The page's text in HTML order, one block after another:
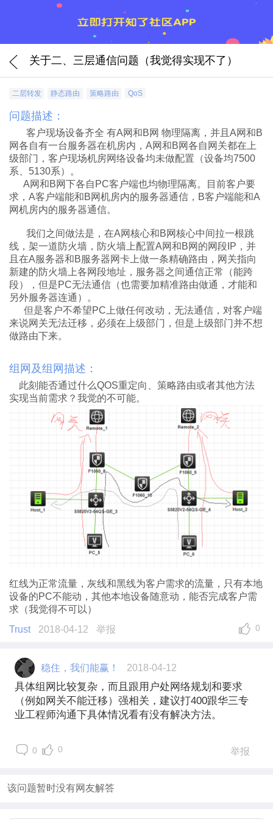
关于二、三层通信问题（我觉得实现不了）
二层转发 静态路由 策略路由 QoS
问题描述：
客户现场设备齐全 有A网和B网 物理隔离，并且A网和B
网各自有一台服务器在机房内，A网和B网各自网关都在上
级部门，客户现场机房网络设备均未做配置（设备均7500
系、5130系）。
A网和B网下各自PC客户端也均物理隔离。目前客户要
求，A客户端能和B网机房内的服务器通信，B客户端能和A
网机房内的服务器通信。
我们之间做法是，在A网核心和B网核心中间拉一根跳
线，架一道防火墙，防火墙上配置A网和B网的网段IP，并
且在A服务器和B服务器网卡上做一条精确路由，网关指向
新建的防火墙上各网段地址，服务器之间通信正常（能跨
段），但是PC无法通信（也需要加精准路由做通，才能和
另外服务器连通）。
但是客户不希望PC上做任何改动，无法通信，对客户端
来说网关无法迁移，必须在上级部门，但是上级部门并不想
做路由下来。
组网及组网描述：
此刻能否通过什么QOS重定向、策略路由或者其他方法
实现当前需求？我觉的不可能。
红线为正常流量，灰线和黑线为客户需求的流量，只有本地
设备的PC不能动，其他本地设备随意动，能否完成客户需
求（我觉得不可以）
Trust
2018-04-12 举报 0
稳住，我们能赢！ 2018-04-12
具体组网比较复杂，而且跟用户处网络规划和要求
（例如网关不能迁移）强相关，建议打400跟华三专
业工程师沟通下具体情况看有没有解决方法。
0 0 举报
该问题暂时没有网友解答